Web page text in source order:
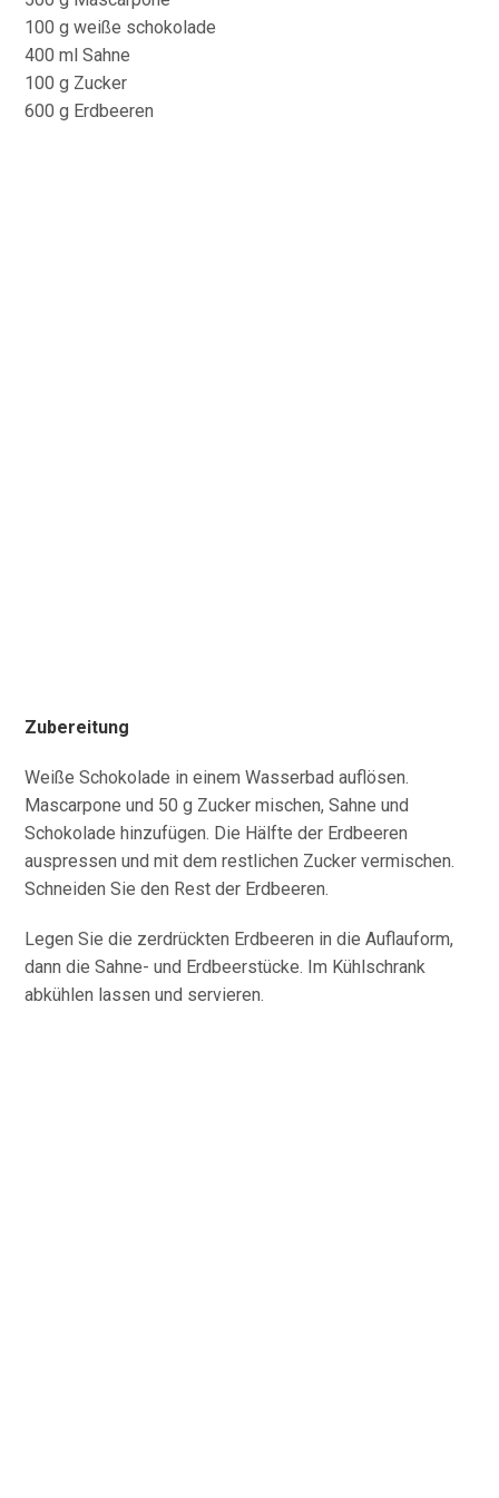
100 g weiße schokolade
400 ml Sahne
100 g Zucker
600 g Erdbeeren
Zubereitung
Weiße Schokolade in einem Wasserbad auflösen.
Mascarpone und 50 g Zucker mischen, Sahne und
Schokolade hinzufügen. Die Hälfte der Erdbeeren
auspressen und mit dem restlichen Zucker vermischen.
Schneiden Sie den Rest der Erdbeeren.
Legen Sie die zerdrückten Erdbeeren in die Auflauform,
dann die Sahne- und Erdbeerstücke. Im Kühlschrank
abkühlen lassen und servieren.